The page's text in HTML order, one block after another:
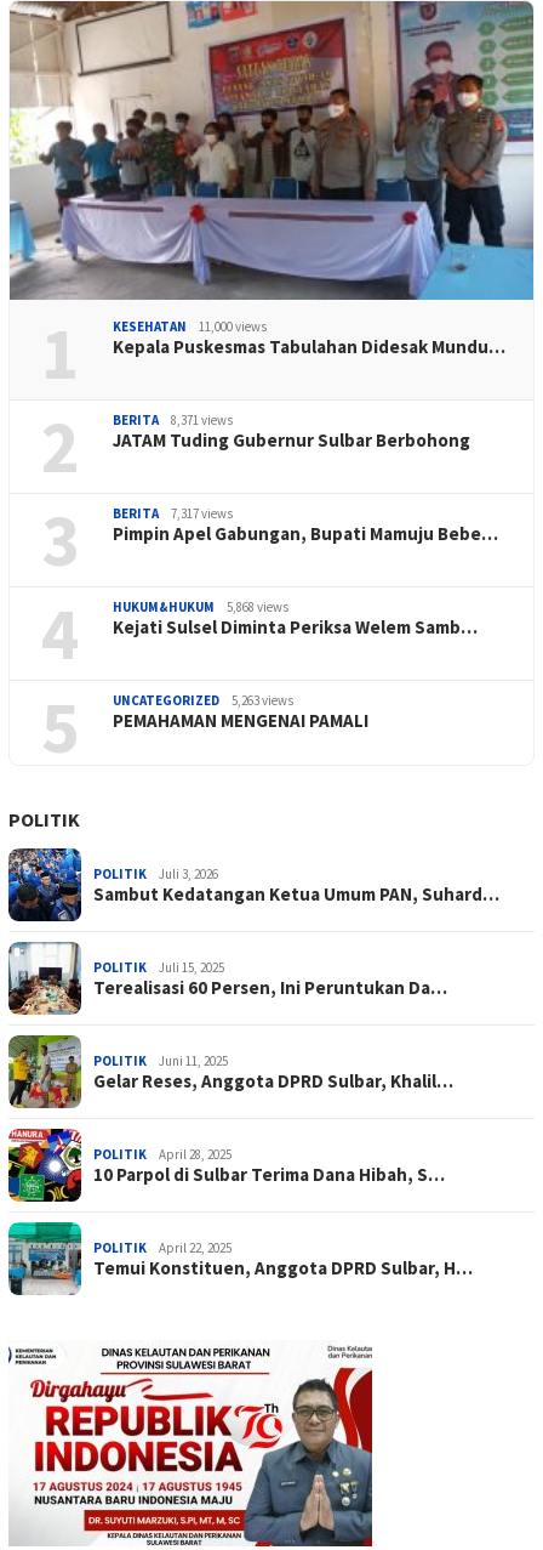
1 KESEHATAN 11,000 views
Kepala Puskesmas Tabulahan Didesak Mundu…
2 BERITA 8,371 views
JATAM Tuding Gubernur Sulbar Berbohong
3 BERITA 7,317 views
Pimpin Apel Gabungan, Bupati Mamuju Bebe…
4 HUKUM&HUKUM 5,868 views
Kejati Sulsel Diminta Periksa Welem Samb…
5 UNCATEGORIZED 5,263 views
PEMAHAMAN MENGENAI PAMALI
POLITIK
POLITIK Juli 3, 2026
Sambut Kedatangan Ketua Umum PAN, Suhard…
POLITIK Juli 15, 2025
Terealisasi 60 Persen, Ini Peruntukan Da…
POLITIK Juni 11, 2025
Gelar Reses, Anggota DPRD Sulbar, Khalil…
POLITIK April 28, 2025
10 Parpol di Sulbar Terima Dana Hibah, S…
POLITIK April 22, 2025
Temui Konstituen, Anggota DPRD Sulbar, H…